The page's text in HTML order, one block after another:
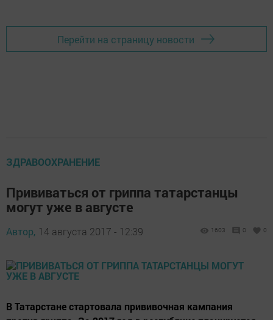
Перейти на страницу новости
ЗДРАВООХРАНЕНИЕ
Прививаться от гриппа татарстанцы
могут уже в августе
Автор, 14 августа 2017 - 12:39 1603 0 0
В Татарстане стартовала прививочная кампания